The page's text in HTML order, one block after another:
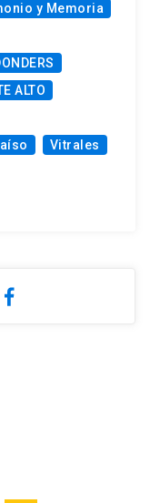
y Memoria
ALTO
Vitrales